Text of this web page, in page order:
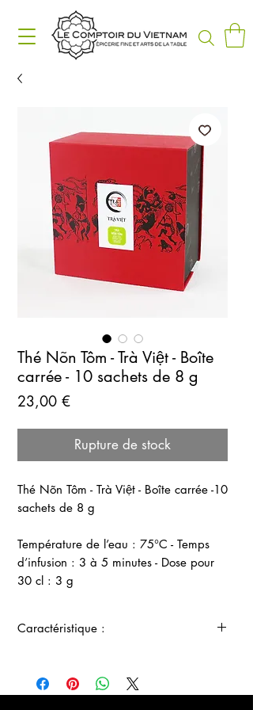
Thé Nõn Tôm - Trà Việt - Boîte
carrée - 10 sachets de 8 g
23,00 €Prix
Rupture de stock
Thé Nõn Tôm - Trà Việt - Boîte carrée -10
sachets de 8 g
Température de l’eau : 75°C - Temps
d’infusion : 3 à 5 minutes - Dose pour
30 cl : 3 g
Caractéristique :
connu sous le nom de « thé bouclé en
forme de tête de crevette » car les fines